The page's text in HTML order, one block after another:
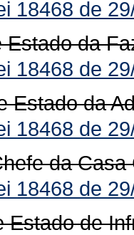
18468 de
Estado da
18468 de
Estado da
18468 de
da Casa
18468 de
Estado de